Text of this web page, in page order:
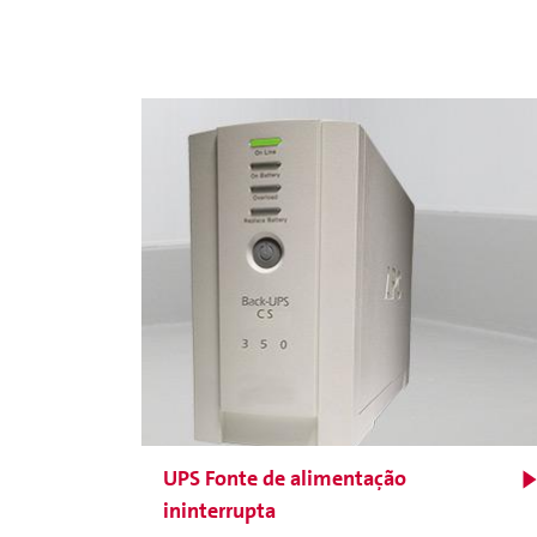
apenas a quantidade
necessária de ar fresco
UPS Fonte de alimentação
ininterrupta